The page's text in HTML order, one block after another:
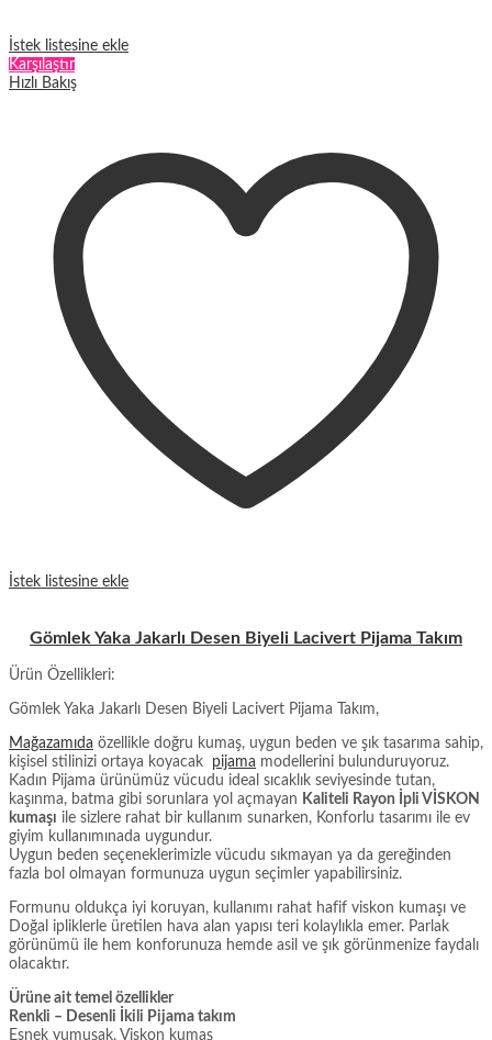
İstek listesine ekle
Karşılaştır
Hızlı Bakış
İstek listesine ekle
Gömlek Yaka Jakarlı Desen Biyeli Lacivert Pijama Takım
Ürün Özellikleri:
Gömlek Yaka Jakarlı Desen Biyeli Lacivert Pijama Takım,
Mağazamıda özellikle doğru kumaş, uygun beden ve şık tasarıma sahip,
kişisel stilinizi ortaya koyacak pijama modellerini bulunduruyoruz.
Kadın Pijama ürünümüz vücudu ideal sıcaklık seviyesinde tutan,
kaşınma, batma gibi sorunlara yol açmayan Kaliteli Rayon İpli VİSKON
kumaşı ile sizlere rahat bir kullanım sunarken, Konforlu tasarımı ile ev
giyim kullanımınada uygundur.
Uygun beden seçeneklerimizle vücudu sıkmayan ya da gereğinden
fazla bol olmayan formunuza uygun seçimler yapabilirsiniz.
Formunu oldukça iyi koruyan, kullanımı rahat hafif viskon kumaşı ve
Doğal ipliklerle üretilen hava alan yapısı teri kolaylıkla emer. Parlak
görünümü ile hem konforunuza hemde asil ve şık görünmenize faydalı
olacaktır.
Ürüne ait temel özellikler
Renkli – Desenli İkili Pijama takım
Esnek yumuşak, Viskon kumaş